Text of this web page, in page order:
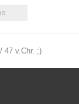
47 v.Chr. ;)